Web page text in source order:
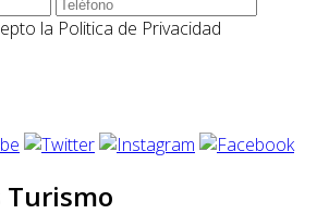
la Politica de Privacidad
Turismo